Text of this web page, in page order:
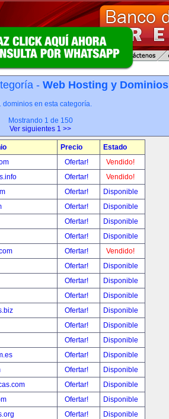
- Web Hosting y Dominios
dominios en esta categoría.
Mostrando 1 de 150
Ver siguientes 1 >>
Precio
Estado
Ofertar!
Vendido!
Ofertar!
Vendido!
Ofertar!
Disponible
Ofertar!
Disponible
Ofertar!
Disponible
Ofertar!
Disponible
Ofertar!
Vendido!
Ofertar!
Disponible
Ofertar!
Disponible
Ofertar!
Disponible
Ofertar!
Disponible
Ofertar!
Disponible
Ofertar!
Disponible
Ofertar!
Disponible
Ofertar!
Disponible
Ofertar!
Disponible
Ofertar!
Disponible
Ofertar!
Disponible